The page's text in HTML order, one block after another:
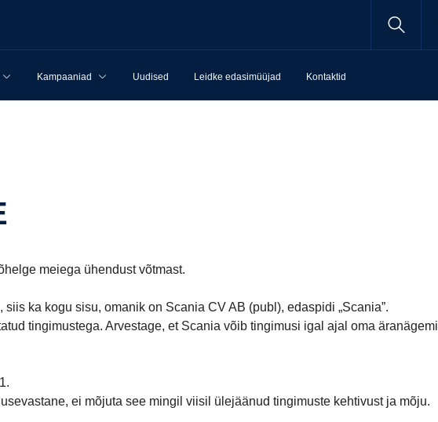
Kampaaniad Uudised Leidke edasimüüjad Kontaktid
meiega ühendust võtmast.
ka kogu sisu, omanik on Scania CV AB (publ), edaspidi „Scania”.
tingimustega. Arvestage, et Scania võib tingimusi igal ajal oma
ei mõjuta see mingil viisil ülejäänud tingimuste kehtivust ja mõju.